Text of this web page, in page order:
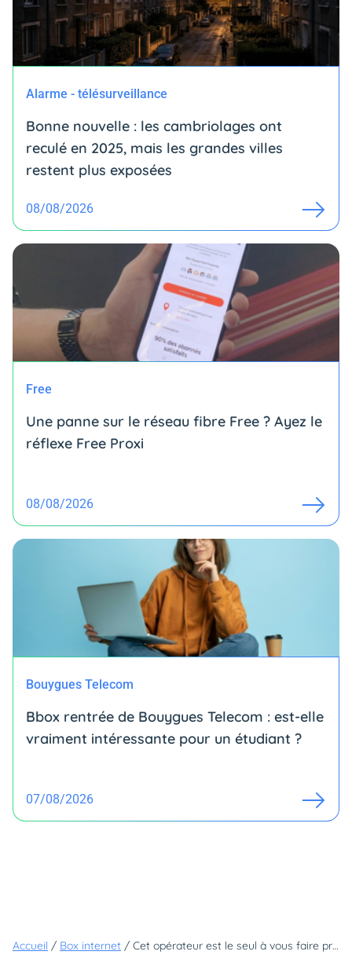
Alarme - télésurveillance
Bonne nouvelle : les cambriolages ont
reculé en 2025, mais les grandes villes
restent plus exposées
08/08/2026
Free
Une panne sur le réseau fibre Free ? Ayez le
réflexe Free Proxi
08/08/2026
Bouygues Telecom
Bbox rentrée de Bouygues Telecom : est-elle
vraiment intéressante pour un étudiant ?
07/08/2026
Accueil / Box internet / Cet opérateur est le seul à vous faire profiter d'une remise sur ce service très apprécié des amateurs de cinéma